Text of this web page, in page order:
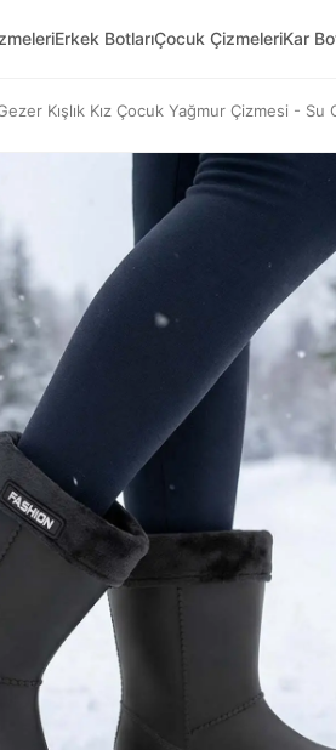
Erkek BotlarıÇocuk ÇizmeleriKar
Kışlık Kız Çocuk Yağmur Çizmesi - Su